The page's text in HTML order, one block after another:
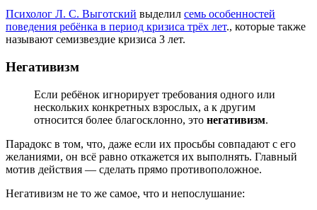
Психолог Л. С. Выготский выделил семь особенностей
поведения ребёнка в период кризиса трёх лет., которые также
называют семизвездие кризиса 3 лет.
Негативизм
Если ребёнок игнорирует требования одного или
нескольких конкретных взрослых, а к другим
относится более благосклонно, это негативизм.
Парадокс в том, что, даже если их просьбы совпадают с его
желаниями, он всё равно откажется их выполнять. Главный
мотив действия — сделать прямо противоположное.
Негативизм не то же самое, что и непослушание: